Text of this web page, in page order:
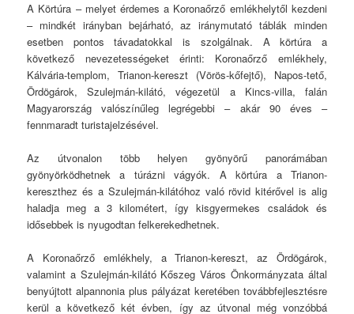
A Körtúra – melyet érdemes a Koronaőrző emlékhelytől kezdeni
– mindkét irányban bejárható, az iránymutató táblák minden
esetben pontos távadatokkal is szolgálnak. A körtúra a
következő nevezetességeket érinti: Koronaőrző emlékhely,
Kálvária-templom, Trianon-kereszt (Vörös-kőfejtő), Napos-tető,
Ördögárok, Szulejmán-kilátó, végezetül a Kincs-villa, falán
Magyarország valószínűleg legrégebbi – akár 90 éves –
fennmaradt turistajelzésével.
Az útvonalon több helyen gyönyörű panorámában
gyönyörködhetnek a túrázni vágyók. A körtúra a Trianon-
kereszthez és a Szulejmán-kilátóhoz való rövid kitérővel is alig
haladja meg a 3 kilométert, így kisgyermekes családok és
idősebbek is nyugodtan felkerekedhetnek.
A Koronaőrző emlékhely, a Trianon-kereszt, az Ördögárok,
valamint a Szulejmán-kilátó Kőszeg Város Önkormányzata által
benyújtott alpannonia plus pályázat keretében továbbfejlesztésre
kerül a következő két évben, így az útvonal még vonzóbbá